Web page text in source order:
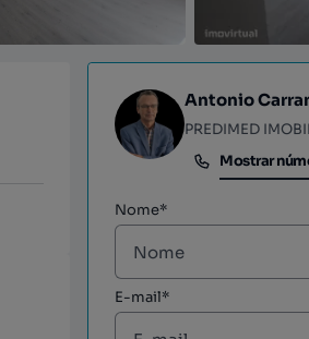
Antonio
PREDIMED
Mostrar
Mostrar
Nome*
E-mail*